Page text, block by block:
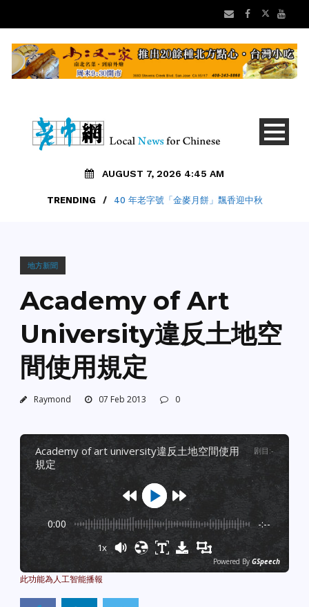
AUGUST 7, 2026 4:45 AM
TRENDING / 40 年老字號「金麥月餅」飄香迎中秋
地方新聞
Academy of Art
University違反土地空
間使用規定
Raymond 07 Feb 2013 0
academy of art university違反土地空間使用
規定
剧目 :-
0:00 -:--
1x
Powered By GSpeech